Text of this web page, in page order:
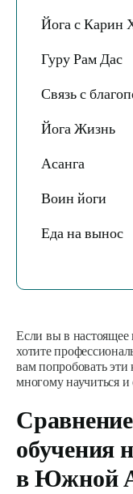
Йога с Карин
Гуру Рам Дас
Связь с
Йога Жизнь
Асанга
Воин йоги
Еда на вынос
Если вы в
хотите
вам попробовать
многому научиться
обучения
в Южной